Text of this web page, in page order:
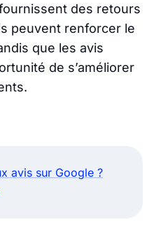
des retours
peuvent renforcer le
que les avis
de s’améliorer
avis sur Google ?